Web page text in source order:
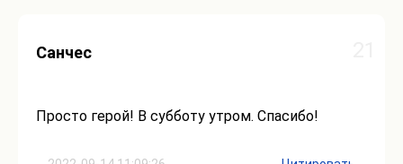
Санчес
Просто герой! В субботу утром. Спасибо!